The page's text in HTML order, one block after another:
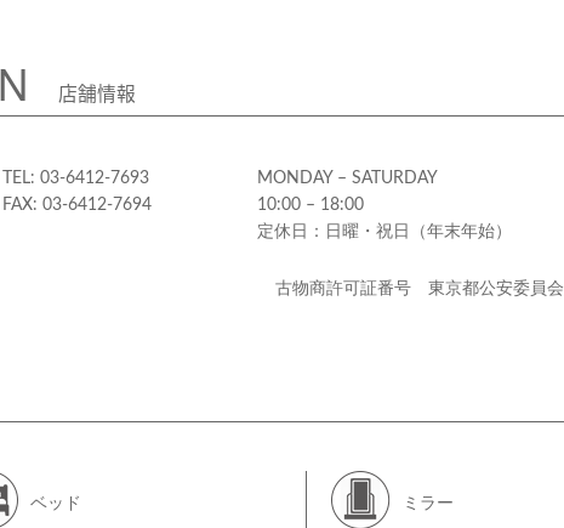
店舗情報
TEL: 03-6412-7693
FAX: 03-6412-7694
MONDAY – SATURDAY
10:00 – 18:00
定休日：日曜・祝日（年末年始）
古物商許可証番号 東京都公安委員会
ベッド ミラー